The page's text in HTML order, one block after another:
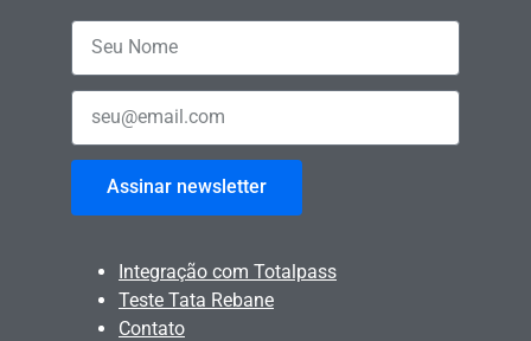
Assinar newsletter
Integração com Totalpass
Teste Tata Rebane
Contato